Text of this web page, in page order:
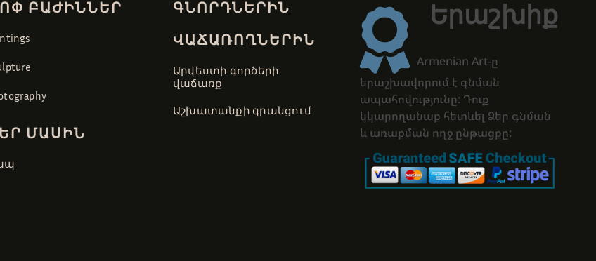
ԲԱԺԻՆՆԵՐ
ՄԱՍԻՆ
ԳՆՈՐԴՆԵՐԻՆ
ՎԱՃԱՌՈՂՆԵՐԻՆ
Արվեստի գործերի
վաճառք
Աշխատանքի գրանցում
Երաշխիք
Armenian Art-ը
երաշխավորում է գնման
ապահովությունը: Դուք
կկարողանաք հետևել Ձեր գնման
և առաքման ողջ ընթացքը: